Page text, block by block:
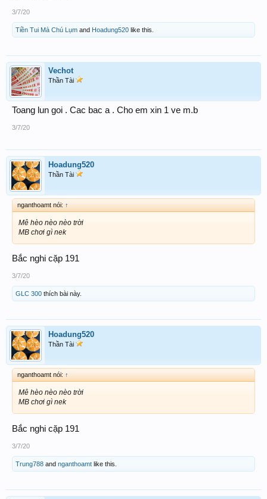
3/7/20
Tiền Tui Mà Chú Lụm and Hoadung520 like this.
Vechot
Thần Tài
Toang lun goi . Cac bac a . Cho em xin 1 ve m.b
3/7/20
Hoadung520
Thần Tài
nganthoamt nói: ↑
Mê hèo nèo nèo trời
MB chơi gì nek
Bắc nghi cặp 191
3/7/20
GLC 300 thích bài này.
Hoadung520
Thần Tài
nganthoamt nói: ↑
Mê hèo nèo nèo trời
MB chơi gì nek
Bắc nghi cặp 191
3/7/20
Trung788 and nganthoamt like this.